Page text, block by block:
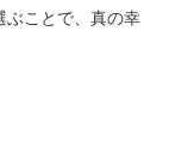
ぶことで、真の幸